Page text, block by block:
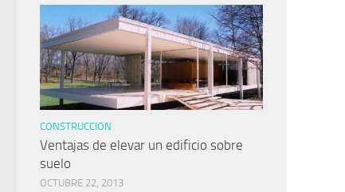
CONSTRUCCION
Ventajas de elevar un edificio sobre
suelo
OCTUBRE 22, 2013